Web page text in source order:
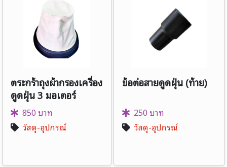
ตระกร้าถุงผ้ากรองเครื่อง
ดูดฝุ่น 3 มอเตอร์
850 บาท
วัสดุ-อุปกรณ์
ข้อต่อสายดูดฝุ่น (ท้าย)
250 บาท
วัสดุ-อุปกรณ์